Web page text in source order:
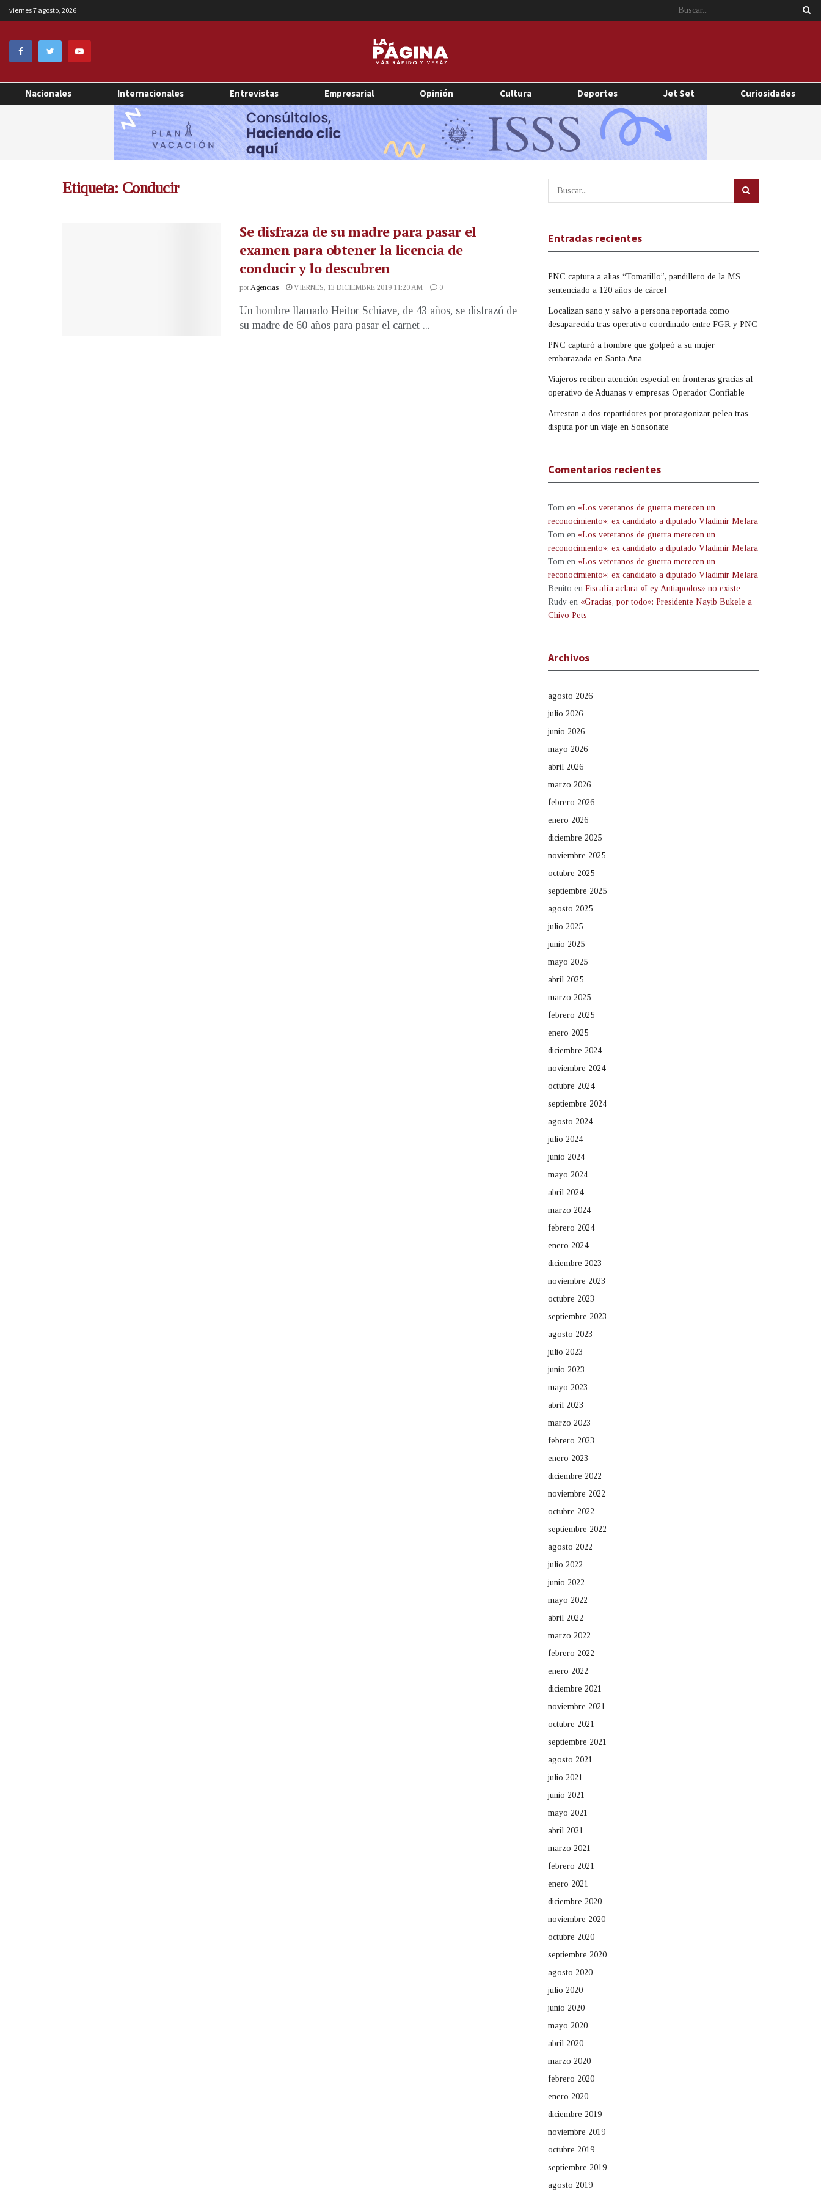
viernes 7 agosto, 2026
Nacionales Internacionales Entrevistas Empresarial Opinión Cultura Deportes Jet Set Curiosidades
Etiqueta: Conducir
Se disfraza de su madre para pasar el
examen para obtener la licencia de
conducir y lo descubren
porAgencias VIERNES, 13 DICIEMBRE 2019 11:20 AM 0
Un hombre llamado Heitor Schiave, de 43 años, se disfrazó de
su madre de 60 años para pasar el carnet ...
Entradas recientes
PNC captura a alias “Tomatillo”, pandillero de la MS
sentenciado a 120 años de cárcel
Localizan sano y salvo a persona reportada como
desaparecida tras operativo coordinado entre FGR y PNC
PNC capturó a hombre que golpeó a su mujer
embarazada en Santa Ana
Viajeros reciben atención especial en fronteras gracias al
operativo de Aduanas y empresas Operador Confiable
Arrestan a dos repartidores por protagonizar pelea tras
disputa por un viaje en Sonsonate
Comentarios recientes
Tom en «Los veteranos de guerra merecen un
reconocimiento»: ex candidato a diputado Vladimir Melara
Tom en «Los veteranos de guerra merecen un
reconocimiento»: ex candidato a diputado Vladimir Melara
Tom en «Los veteranos de guerra merecen un
reconocimiento»: ex candidato a diputado Vladimir Melara
Benito en Fiscalía aclara «Ley Antiapodos» no existe
Rudy en «Gracias, por todo»: Presidente Nayib Bukele a
Chivo Pets
Archivos
agosto 2026
julio 2026
junio 2026
mayo 2026
abril 2026
marzo 2026
febrero 2026
enero 2026
diciembre 2025
noviembre 2025
octubre 2025
septiembre 2025
agosto 2025
julio 2025
junio 2025
mayo 2025
abril 2025
marzo 2025
febrero 2025
enero 2025
diciembre 2024
noviembre 2024
octubre 2024
septiembre 2024
agosto 2024
julio 2024
junio 2024
mayo 2024
abril 2024
marzo 2024
febrero 2024
enero 2024
diciembre 2023
noviembre 2023
octubre 2023
septiembre 2023
agosto 2023
julio 2023
junio 2023
mayo 2023
abril 2023
marzo 2023
febrero 2023
enero 2023
diciembre 2022
noviembre 2022
octubre 2022
septiembre 2022
agosto 2022
julio 2022
junio 2022
mayo 2022
abril 2022
marzo 2022
febrero 2022
enero 2022
diciembre 2021
noviembre 2021
octubre 2021
septiembre 2021
agosto 2021
julio 2021
junio 2021
mayo 2021
abril 2021
marzo 2021
febrero 2021
enero 2021
diciembre 2020
noviembre 2020
octubre 2020
septiembre 2020
agosto 2020
julio 2020
junio 2020
mayo 2020
abril 2020
marzo 2020
febrero 2020
enero 2020
diciembre 2019
noviembre 2019
octubre 2019
septiembre 2019
agosto 2019